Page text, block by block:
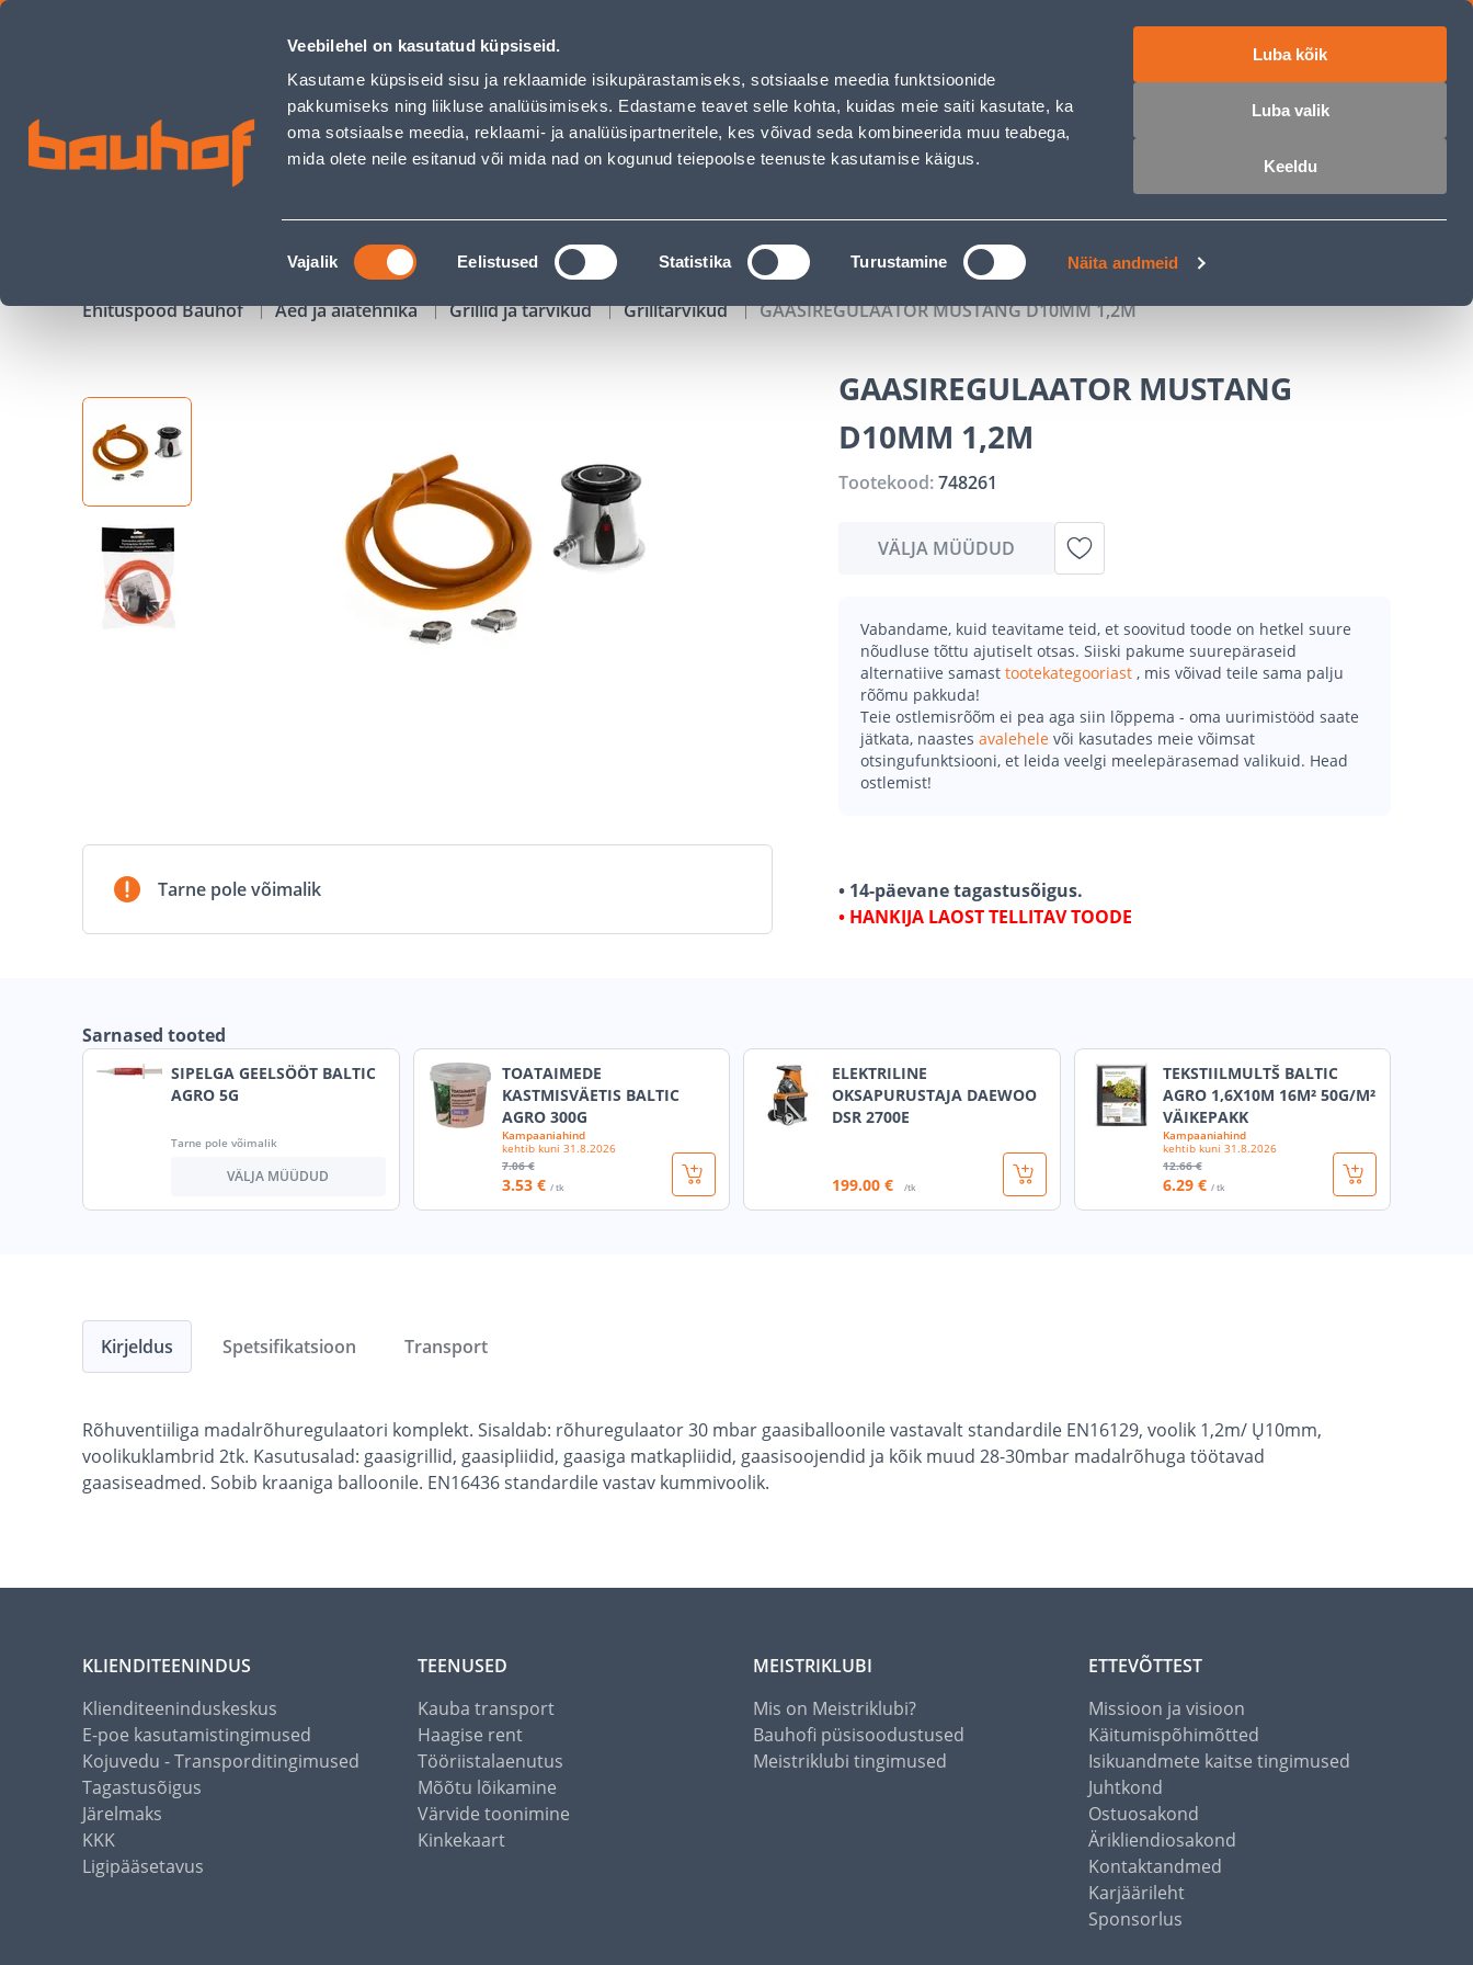
Veebilehel on kasutatud küpsiseid.
Kasutame küpsiseid sisu ja reklaamide isikupärastamiseks, sotsiaalse meedia funktsioonide
pakkumiseks ning liikluse analüüsimiseks. Edastame teavet selle kohta, kuidas meie saiti kasutate, ka
oma sotsiaalse meedia, reklaami- ja analüüsipartneritele, kes võivad seda kombineerida muu teabega,
mida olete neile esitanud või mida nad on kogunud teiepoolse teenuste kasutamise käigus.
Nõusoleku
valik
Vajalik Eelistused Statistika Turustamine Näita andmeid
Luba kõik
Luba valik
Keeldu
GAASIREGULAATOR MUSTANG D10MM 1,2M - Bauhof has loaded
Äriklienditeenindus Klienditeenindus Teenused Karjäärileht
OTSI Logi sisse
KAMPAANIAD KATALOOGID TÖÖRIISTALAENUTUS JÄRELMAKS
Ehituspood Bauhof Aed ja aiatehnika Grillid ja tarvikud Grilltarvikud GAASIREGULAATOR MUSTANG D10MM 1,2M
Tarne pole võimalik
GAASIREGULAATOR MUSTANG
D10MM 1,2M
Tootekood:748261
VÄLJA MÜÜDUD
Vabandame, kuid teavitame teid, et soovitud toode on hetkel suure
nõudluse tõttu ajutiselt otsas. Siiski pakume suurepäraseid
alternatiive samast tootekategooriast , mis võivad teile sama palju
rõõmu pakkuda!
Teie ostlemisrõõm ei pea aga siin lõppema - oma uurimistööd saate
jätkata, naastes avalehele või kasutades meie võimsat
otsingufunktsiooni, et leida veelgi meelepärasemad valikuid. Head
ostlemist!
• 14-päevane tagastusõigus.
• HANKIJA LAOST TELLITAV TOODE
Sarnased tooted
SIPELGA GEELSÖÖT BALTIC
AGRO 5G
Tarne pole võimalik
VÄLJA MÜÜDUD
TOATAIMEDE
KASTMISVÄETIS BALTIC
AGRO 300G
Kampaaniahind
kehtib kuni 31.8.2026
7.06 €
3.53 € / tk
ELEKTRILINE
OKSAPURUSTAJA DAEWOO
DSR 2700E
199.00 € /tk
TEKSTIILMULTŠ BALTIC
AGRO 1,6X10M 16M² 50G/M²
VÄIKEPAKK
Kampaaniahind
kehtib kuni 31.8.2026
12.66 €
6.29 € / tk
Kirjeldus
Rõhuventiiliga madalrõhuregulaatori komplekt. Sisaldab: rõhuregulaator 30 mbar gaasiballoonile vastavalt standardile EN16129, voolik 1,2m/ Ų10mm,
voolikuklambrid 2tk. Kasutusalad: gaasigrillid, gaasipliidid, gaasiga matkapliidid, gaasisoojendid ja kõik muud 28-30mbar madalrõhuga töötavad
gaasiseadmed. Sobib kraaniga balloonile. EN16436 standardile vastav kummivoolik.
Spetsifikatsioon Transport
KLIENDITEENINDUS
Klienditeeninduskeskus
E-poe kasutamistingimused
Kojuvedu - Transporditingimused
Tagastusõigus
Järelmaks
KKK
Ligipääsetavus
TEENUSED
Kauba transport
Haagise rent
Tööriistalaenutus
Mõõtu lõikamine
Värvide toonimine
Kinkekaart
MEISTRIKLUBI
Mis on Meistriklubi?
Bauhofi püsisoodustused
Meistriklubi tingimused
ETTEVÕTTEST
Missioon ja visioon
Käitumispõhimõtted
Isikuandmete kaitse tingimused
Juhtkond
Ostuosakond
Ärikliendiosakond
Kontaktandmed
Karjäärileht
Sponsorlus